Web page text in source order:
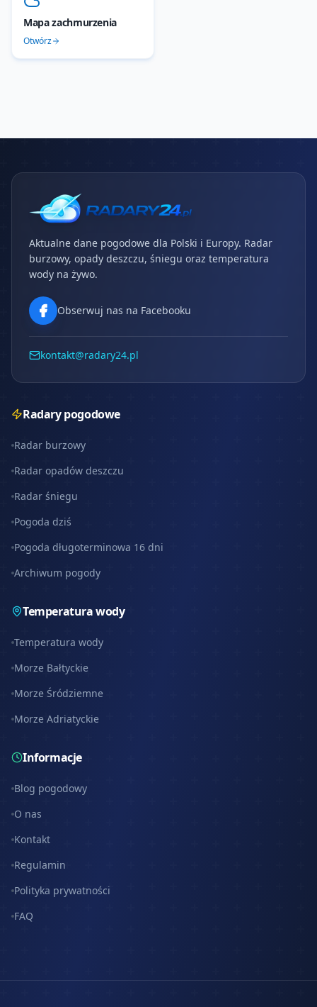
Mapa zachmurzenia
Otwórz
Aktualne dane pogodowe dla Polski i Europy. Radar
burzowy, opady deszczu, śniegu oraz temperatura
wody na żywo.
Obserwuj nas na Facebooku
kontakt@radary24.pl
Radary pogodowe
Radar burzowy
Radar opadów deszczu
Radar śniegu
Pogoda dziś
Pogoda długoterminowa 16 dni
Archiwum pogody
Temperatura wody
Temperatura wody
Morze Bałtyckie
Morze Śródziemne
Morze Adriatyckie
Informacje
Blog pogodowy
O nas
Kontakt
Regulamin
Polityka prywatności
FAQ